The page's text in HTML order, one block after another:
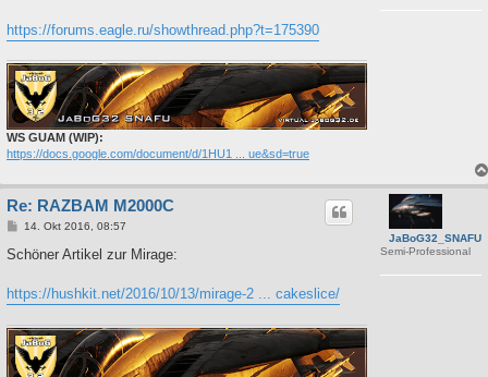
a
g
https://forums.eagle.ru/showthread.php?t=175390
WS GUAM (WIP):
https://docs.google.com/document/d/1HU1 ... ue&sd=true
JaBoG32_SNAFU
Semi-Professional
Re: RAZBAM M2000C
B
i
a
g
14. Okt 2016, 08:57
Schöner Artikel zur Mirage:
https://hushkit.net/2016/10/13/mirage-2 ... cakeslice/